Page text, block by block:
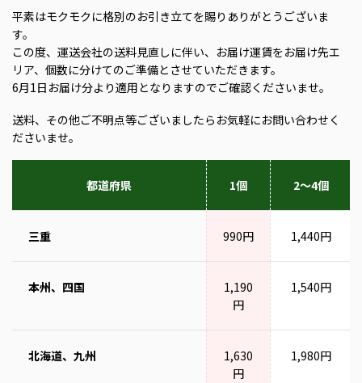
平素はモクモクに格別のお引き立てを賜りありがとうございま
す。
この度、運送会社の送料見直しに伴い、お届け運賃をお届け先エ
リア、個数に分けてのご準備とさせていただきます。
6月1日お届け分より適用となりますのでご確認くださいませ。
送料、その他ご不明点等ございましたらお気軽にお問い合わせく
ださいませ。
都道府県 1個 2～4個
三重 990円 1,440円
本州、四国
1,190
円
1,540円
北海道、九州
1,630
円
1,980円